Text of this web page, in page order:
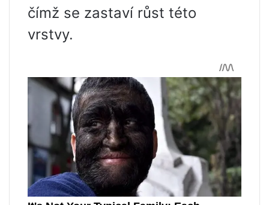
čímž se zastaví růst této
vrstvy.